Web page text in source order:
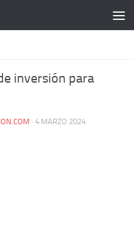
inversión para
· 4 MARZO 2024